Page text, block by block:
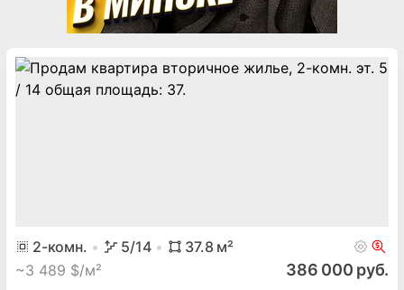
2-комн. 5/14 37.8 м²
~3 489 $/м² 386 000 руб.